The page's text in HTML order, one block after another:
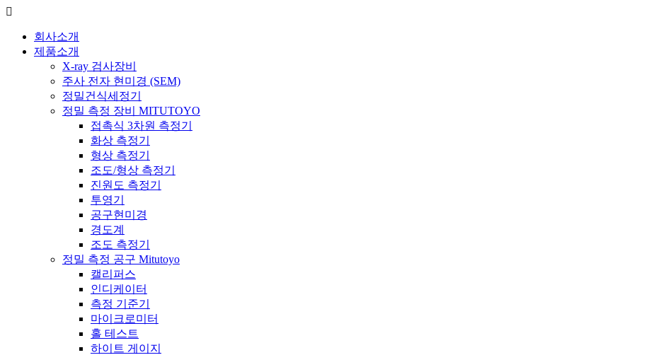
회사소개
제품소개
X-ray 검사장비
주사 전자 현미경 (SEM)
정밀건식세정기
정밀 측정 장비 MITUTOYO
접촉식 3차원 측정기
화상 측정기
형상 측정기
조도/형상 측정기
진원도 측정기
투영기
공구현미경
경도계
조도 측정기
정밀 측정 공구 Mitutoyo
캘리퍼스
인디케이터
측정 기준기
마이크로미터
홀 테스트
하이트 게이지